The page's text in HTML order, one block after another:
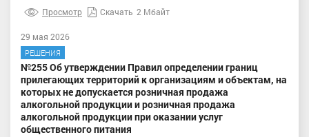
Просмотр Скачать 2 Мбайт
29 мая 2026
РЕШЕНИЯ
№255 Об утверждении Правил определении границ
прилегающих территорий к организациям и объектам, на
которых не допускается розничная продажа
алкогольной продукции и розничная продажа
алкогольной продукции при оказании услуг
общественного питания